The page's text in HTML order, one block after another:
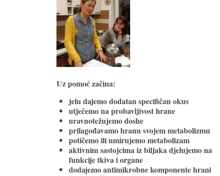
Uz pomoć začina:
jelu dajemo dodatan specifičan okus
utječemo na probavljivost hrane
uravnotežujemo doshe
prilagođavamo hranu svojem metabolizmu
potičemo ili umirujemo metabolizam
aktivnim sastojcima iz biljaka djelujemo na
funkcije tkiva i organe
dodajemo antimikrobne komponente hrani